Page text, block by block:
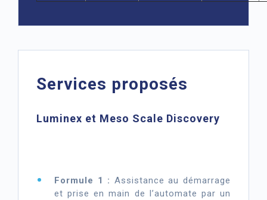
Services proposés
Luminex et Meso Scale Discovery
Formule 1 : Assistance au démarrage
et prise en main de l’automate par un